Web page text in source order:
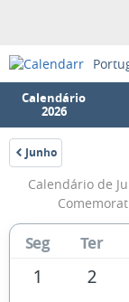
Calendário
2026
Junho
2019
Calendário de
Seg Ter
1 2